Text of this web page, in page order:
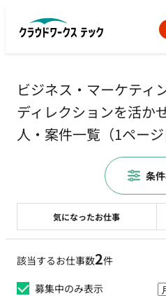
ビジネス・マーケティ
ディレクションを活か
人・案件一覧（1ページ
該当するお仕事数2件
募集中のみ表示
気になったお仕事
条